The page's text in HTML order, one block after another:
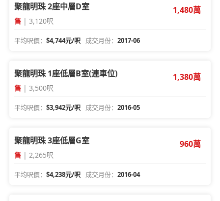
聚龍明珠 2座中層D室
售 | 3,120呎
1,480萬
平均呎價：$4,744元/呎 成交月份：2017-06
聚龍明珠 1座低層B室(連車位)
售 | 3,500呎
1,380萬
平均呎價：$3,942元/呎 成交月份：2016-05
聚龍明珠 3座低層G室
售 | 2,265呎
960萬
平均呎價：$4,238元/呎 成交月份：2016-04